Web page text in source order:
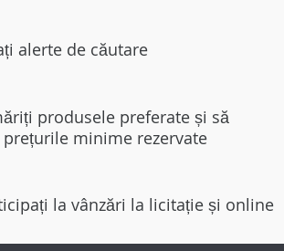
alerte de căutare
produsele preferate și să
minime rezervate
la vânzări la licitație și online